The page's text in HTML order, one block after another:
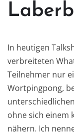
In heutigen
verbreiteten
Teilnehmer nur
Wortpingpong,
ohne sich einem
nähern. Ich